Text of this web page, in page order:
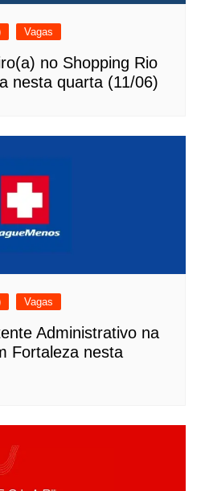
Vagas
no Shopping Rio
nesta quarta (11/06)
Vagas
Administrativo na
Fortaleza nesta